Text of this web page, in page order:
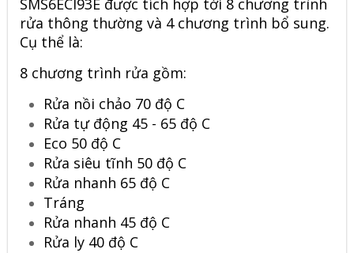
SMS6ECI93E được tích hợp tới 8 chương trình
rửa thông thường và 4 chương trình bổ sung.
Cụ thể là:
8 chương trình rửa gồm:
Rửa nồi chảo 70 độ C
Rửa tự động 45 - 65 độ C
Eco 50 độ C
Rửa siêu tĩnh 50 độ C
Rửa nhanh 65 độ C
Tráng
Rửa nhanh 45 độ C
Rửa ly 40 độ C